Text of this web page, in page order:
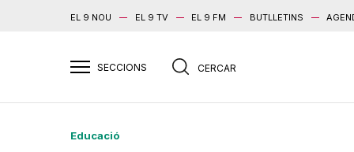
EL 9 NOU EL 9 TV EL 9 FM BUTLLETINS
Educació